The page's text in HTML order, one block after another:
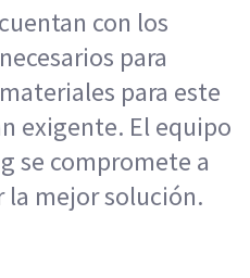
con los
para
para este
exigente. El equipo
se compromete a
la mejor solución.